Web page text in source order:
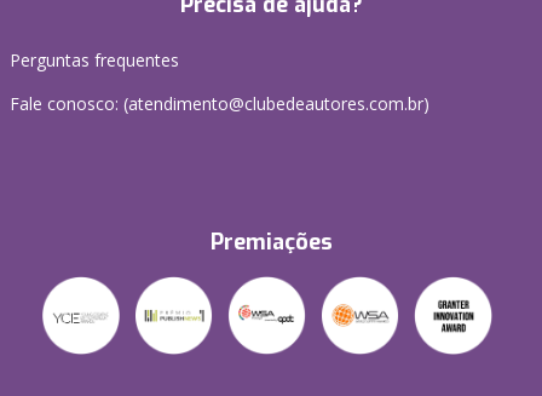
Perguntas frequentes
Fale conosco: (atendimento@clubedeautores.com.br)
Premiações